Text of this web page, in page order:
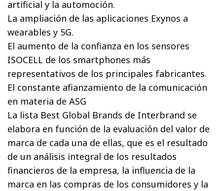
artificial y la automoción.
La ampliación de las aplicaciones Exynos a
wearables y 5G.
El aumento de la confianza en los sensores
ISOCELL de los smartphones más
representativos de los principales fabricantes.
El constante afianzamiento de la comunicación
en materia de ASG
La lista Best Global Brands de Interbrand se
elabora en función de la evaluación del valor de
marca de cada una de ellas, que es el resultado
de un análisis integral de los resultados
financieros de la empresa, la influencia de la
marca en las compras de los consumidores y la